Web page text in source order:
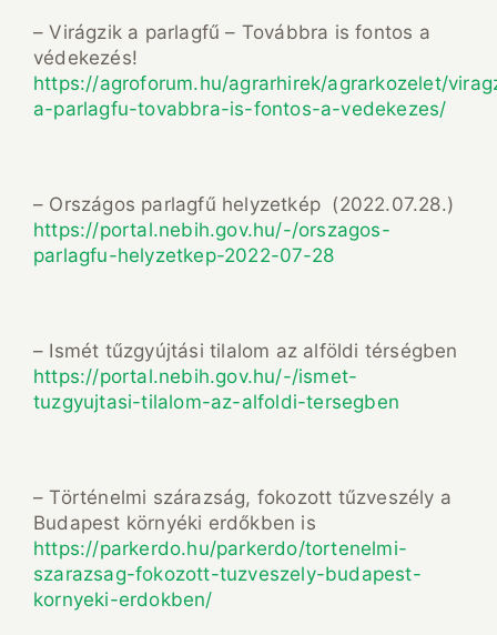
– Virágzik a parlagfű – Továbbra is fontos a
védekezés!
https://agroforum.hu/agrarhirek/agrarkozelet/
a-parlagfu-tovabbra-is-fontos-a-vedekezes/
– Országos parlagfű helyzetkép (2022.07.28.)
https://portal.nebih.gov.hu/-/orszagos-
parlagfu-helyzetkep-2022-07-28
– Ismét tűzgyújtási tilalom az alföldi térségben
https://portal.nebih.gov.hu/-/ismet-
tuzgyujtasi-tilalom-az-alfoldi-tersegben
– Történelmi szárazság, fokozott tűzveszély a
Budapest környéki erdőkben is
https://parkerdo.hu/parkerdo/tortenelmi-
szarazsag-fokozott-tuzveszely-budapest-
kornyeki-erdokben/